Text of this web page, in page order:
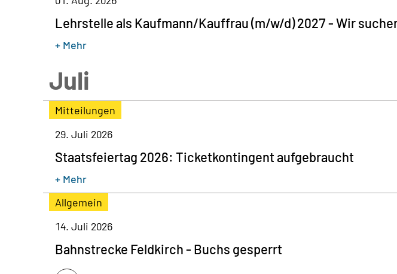
Lehrstelle als Kaufmann/Kauffrau (m/w/d) 2027 - Wir
+ Mehr
Juli
Mitteilungen
29. Juli 2026
Staatsfeiertag 2026: Ticketkontingent aufgebraucht
+ Mehr
Allgemein
14. Juli 2026
Bahnstrecke Feldkirch - Buchs gesperrt